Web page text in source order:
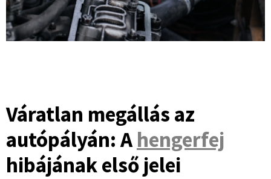
Váratlan megállás az
autópályán: Ahengerfej
hibájának első jelei